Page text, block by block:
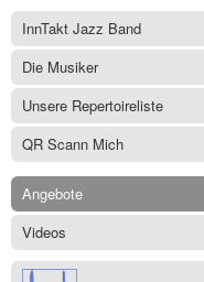
InnTakt Jazz Band
Die Musiker
Unsere Repertoireliste
QR Scann Mich
Angebote
Videos